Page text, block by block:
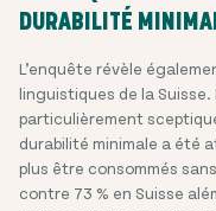
DURABILITÉ
L’enquête révèle
linguistiques de la
particulièrement
durabilité minimale a été
plus être consommés
contre 73 % en Suisse